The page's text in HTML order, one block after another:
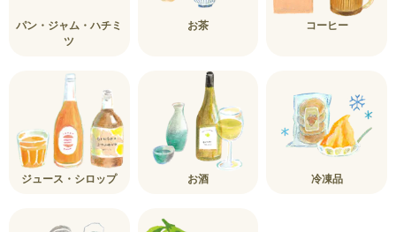
パン・ジャム・ハチミ
ツ
お茶 コーヒー
ジュース・シロップ お酒 冷凍品